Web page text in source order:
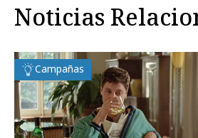
Noticias
Campañas